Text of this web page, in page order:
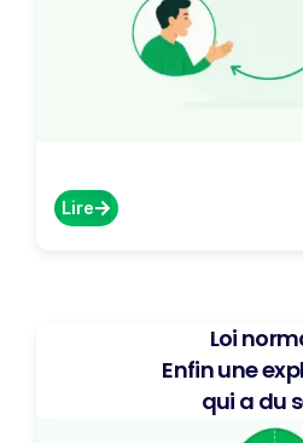
Lire
Loi
Enfin une
qui a du